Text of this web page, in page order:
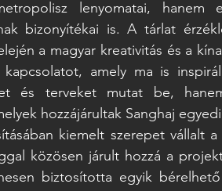
lenyomatai, hanem
bizonyítékai is. A tárlat
a magyar kreativitás és a
kapcsolatot, amely ma is
és terveket mutat be,
hozzájárultak Sanghaj
kiemelt szerepet vállalt a
közösen járult hozzá a
biztosította egyik